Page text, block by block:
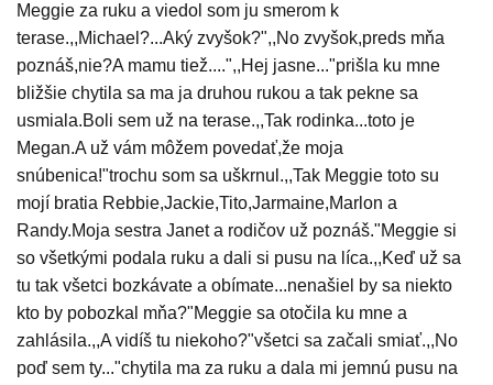
Meggie za ruku a viedol som ju smerom k
terase.,,Michael?...Aký zvyšok?",,No zvyšok,preds mňa
poznáš,nie?A mamu tiež....",,Hej jasne..."prišla ku mne
bližšie chytila sa ma ja druhou rukou a tak pekne sa
usmiala.Boli sem už na terase.,,Tak rodinka...toto je
Megan.A už vám môžem povedať,že moja
snúbenica!"trochu som sa uškrnul.,,Tak Meggie toto su
mojí bratia Rebbie,Jackie,Tito,Jarmaine,Marlon a
Randy.Moja sestra Janet a rodičov už poznáš."Meggie si
so všetkými podala ruku a dali si pusu na líca.,,Keď už sa
tu tak všetci bozkávate a obímate...nenašiel by sa niekto
kto by pobozkal mňa?"Meggie sa otočila ku mne a
zahlásila.,,A vidíš tu niekoho?"všetci sa začali smiať.,,No
poď sem ty..."chytila ma za ruku a dala mi jemnú pusu na